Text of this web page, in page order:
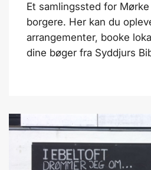
Et samlingssted for
borgere. Her kan du
arrangementer, booke
dine bøger fra Syddjurs